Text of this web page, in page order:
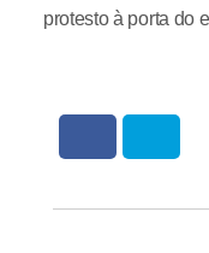
protesto à porta do